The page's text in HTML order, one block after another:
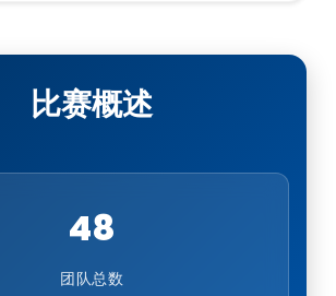
比赛概述
48
团队总数